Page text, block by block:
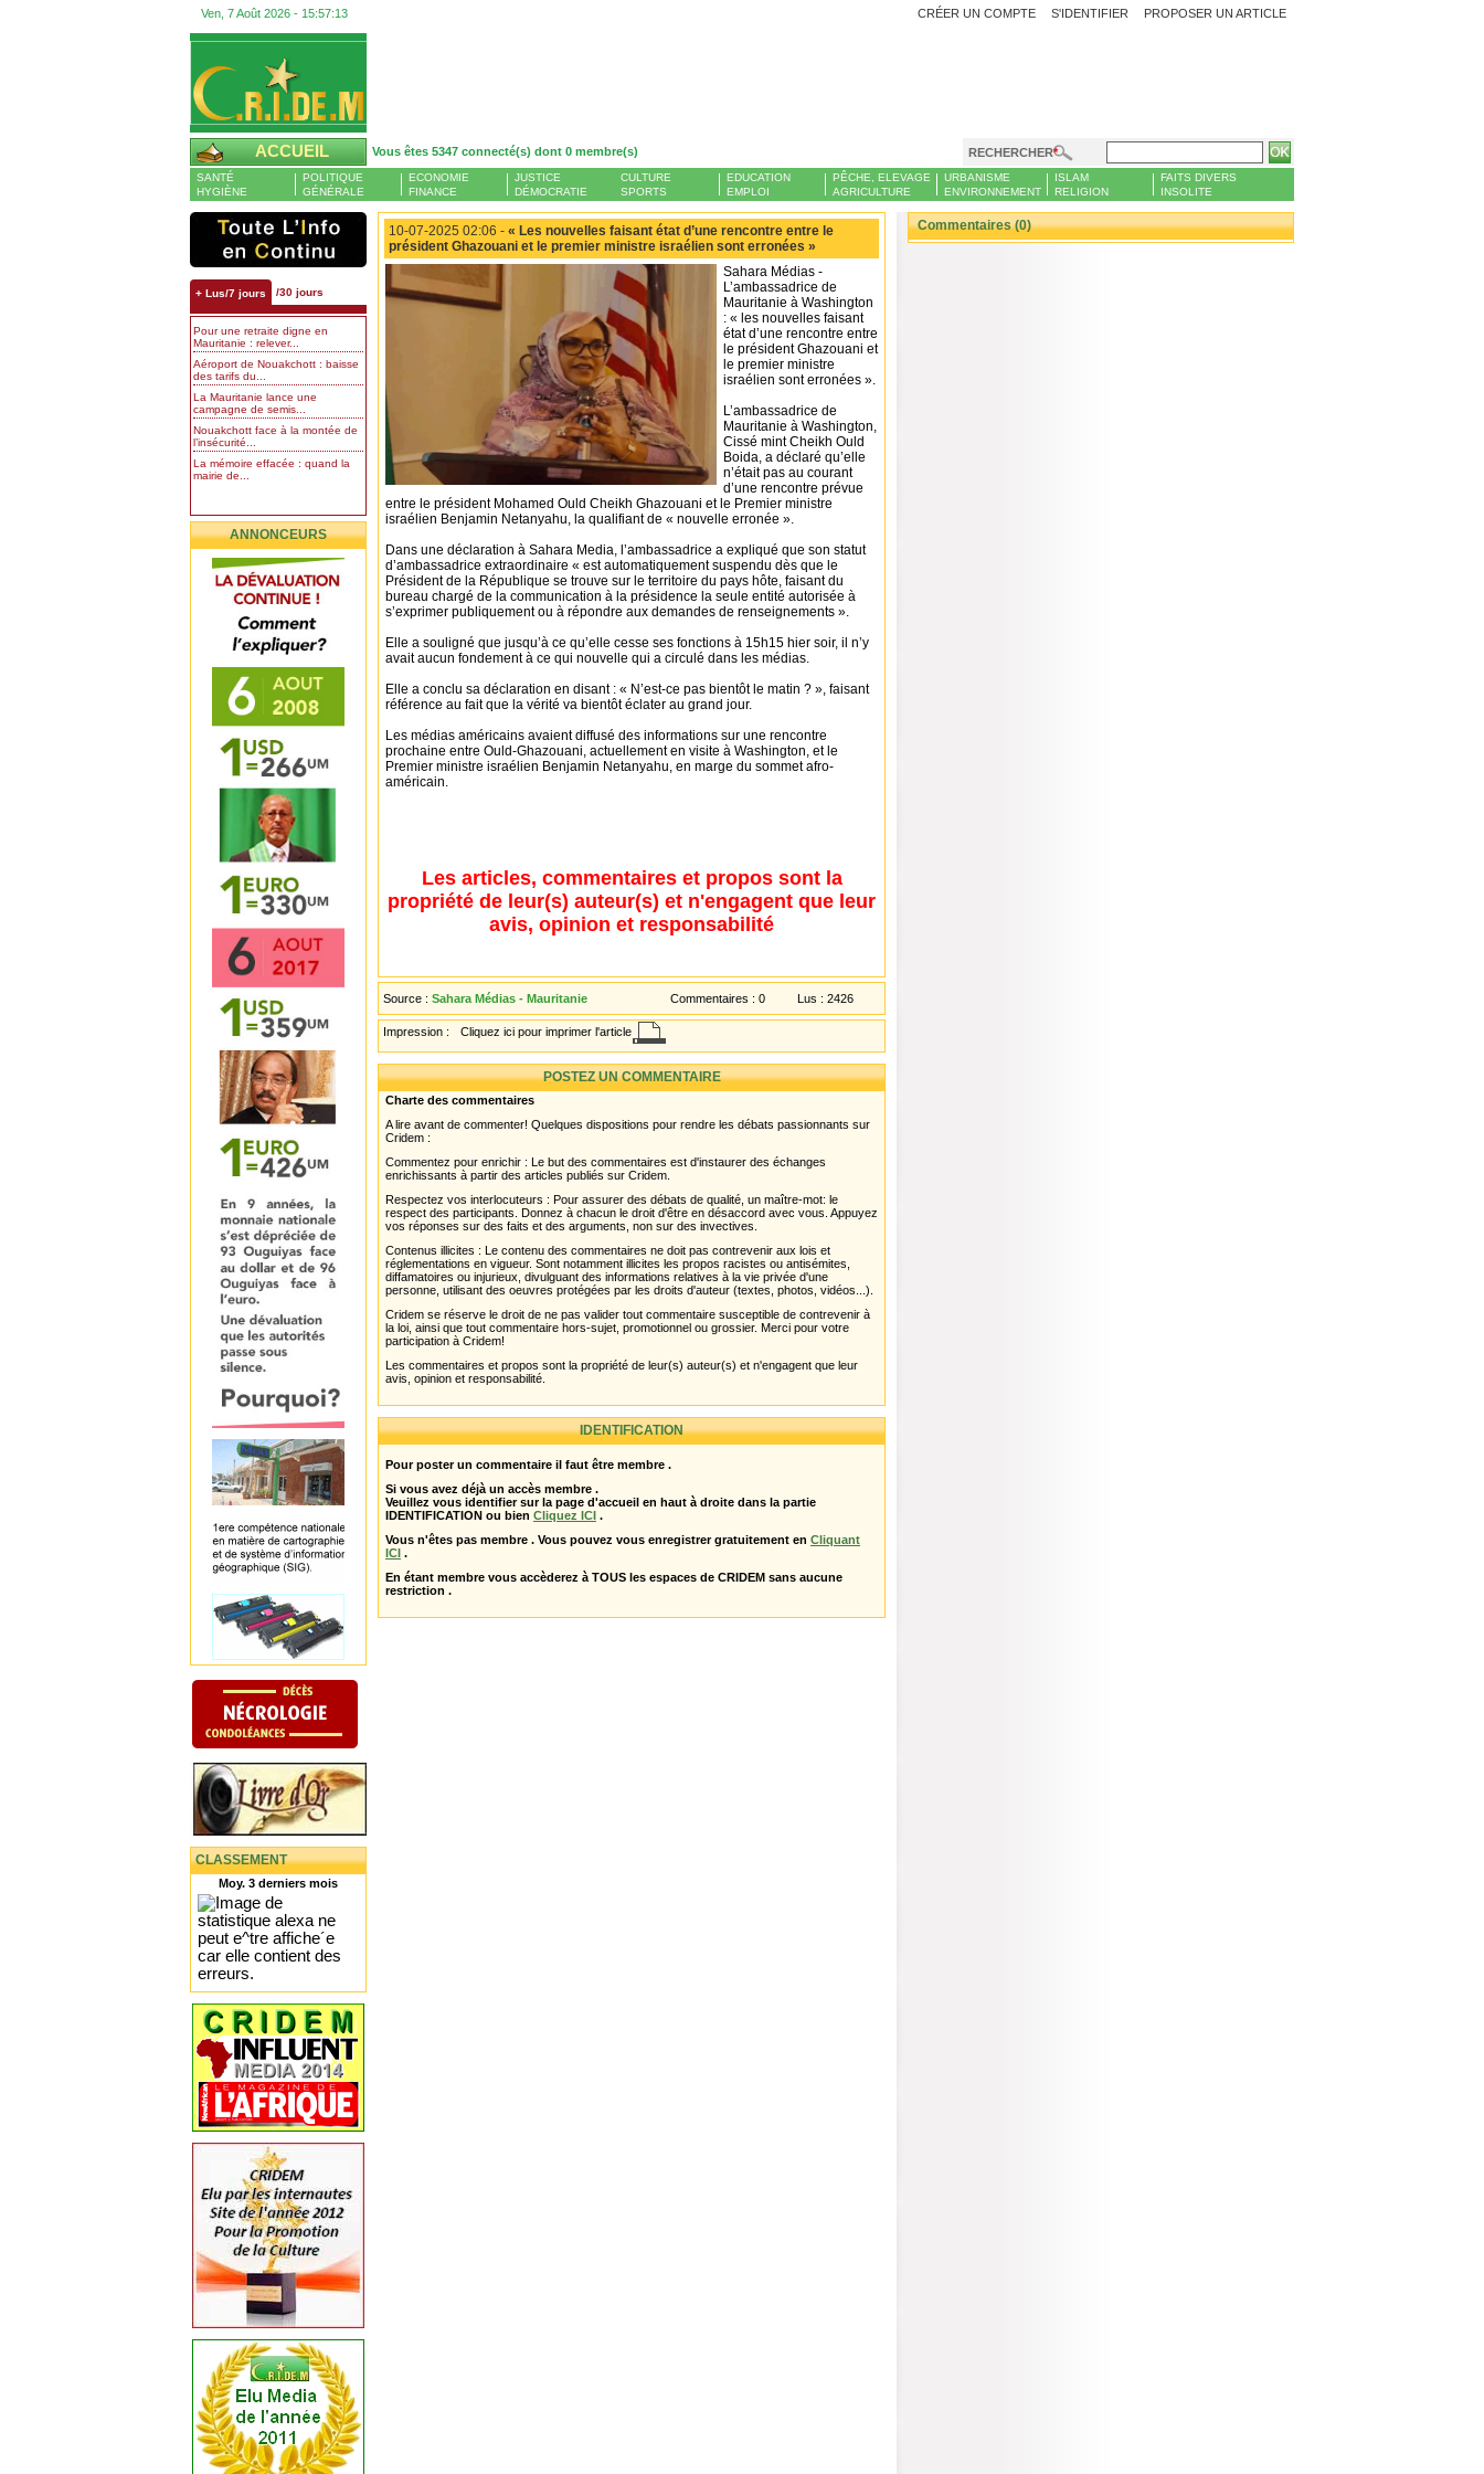
Ven, 7 Août 2026 - 15:57:14 PROPOSER UN ARTICLE
CRÉER UN COMPTE S'IDENTIFIER
ACCUEIL Vous êtes 5347 connecté(s) dont 0 membre(s) RECHERCHER
SANTÉ
HYGIÈNE
POLITIQUE
GÉNÉRALE
ECONOMIE
FINANCE
JUSTICE
DÉMOCRATIE
CULTURE
SPORTS
EDUCATION
EMPLOI
PÊCHE, ELEVAGE
AGRICULTURE
URBANISME
ENVIRONNEMENT
ISLAM
RELIGION
FAITS DIVERS
INSOLITE
+ Lus/7 jours /30 jours
Pour une retraite digne en
Mauritanie : relever...
Aéroport de Nouakchott : baisse
des tarifs du...
La Mauritanie lance une
campagne de semis...
Nouakchott face à la montée de
l’insécurité...
La mémoire effacée : quand la
mairie de...
ANNONCEURS
CLASSEMENT
Moy. 3 derniers mois
10-07-2025 02:06 - « Les nouvelles faisant état d’une rencontre entre le
président Ghazouani et le premier ministre israélien sont erronées »
Sahara Médias -
L’ambassadrice de
Mauritanie à Washington
: « les nouvelles faisant
état d’une rencontre entre
le président Ghazouani et
le premier ministre
israélien sont erronées ».
L’ambassadrice de
Mauritanie à Washington,
Cissé mint Cheikh Ould
Boida, a déclaré qu’elle
n’était pas au courant
d’une rencontre prévue
entre le président Mohamed Ould Cheikh Ghazouani et le Premier ministre
israélien Benjamin Netanyahu, la qualifiant de « nouvelle erronée ».
Dans une déclaration à Sahara Media, l’ambassadrice a expliqué que son statut
d’ambassadrice extraordinaire « est automatiquement suspendu dès que le
Président de la République se trouve sur le territoire du pays hôte, faisant du
bureau chargé de la communication à la présidence la seule entité autorisée à
s’exprimer publiquement ou à répondre aux demandes de renseignements ».
Elle a souligné que jusqu’à ce qu’elle cesse ses fonctions à 15h15 hier soir, il n’y
avait aucun fondement à ce qui nouvelle qui a circulé dans les médias.
Elle a conclu sa déclaration en disant : « N’est-ce pas bientôt le matin ? », faisant
référence au fait que la vérité va bientôt éclater au grand jour.
Les médias américains avaient diffusé des informations sur une rencontre
prochaine entre Ould-Ghazouani, actuellement en visite à Washington, et le
Premier ministre israélien Benjamin Netanyahu, en marge du sommet afro-
américain.
Les articles, commentaires et propos sont la
propriété de leur(s) auteur(s) et n'engagent que leur
avis, opinion et responsabilité
Source : Sahara Médias - Mauritanie Commentaires : 0 Lus : 2426
Impression : Cliquez ici pour imprimer l'article
POSTEZ UN COMMENTAIRE
Charte des commentaires
A lire avant de commenter! Quelques dispositions pour rendre les débats passionnants sur
Cridem :
Commentez pour enrichir : Le but des commentaires est d'instaurer des échanges
enrichissants à partir des articles publiés sur Cridem.
Respectez vos interlocuteurs : Pour assurer des débats de qualité, un maître-mot: le
respect des participants. Donnez à chacun le droit d'être en désaccord avec vous. Appuyez
vos réponses sur des faits et des arguments, non sur des invectives.
Contenus illicites : Le contenu des commentaires ne doit pas contrevenir aux lois et
réglementations en vigueur. Sont notamment illicites les propos racistes ou antisémites,
diffamatoires ou injurieux, divulguant des informations relatives à la vie privée d'une
personne, utilisant des oeuvres protégées par les droits d'auteur (textes, photos, vidéos...).
Cridem se réserve le droit de ne pas valider tout commentaire susceptible de contrevenir à
la loi, ainsi que tout commentaire hors-sujet, promotionnel ou grossier. Merci pour votre
participation à Cridem!
Les commentaires et propos sont la propriété de leur(s) auteur(s) et n'engagent que leur
avis, opinion et responsabilité.
IDENTIFICATION
Pour poster un commentaire il faut être membre .
Si vous avez déjà un accès membre .
Veuillez vous identifier sur la page d'accueil en haut à droite dans la partie
IDENTIFICATION ou bien Cliquez ICI .
Vous n'êtes pas membre . Vous pouvez vous enregistrer gratuitement en Cliquant
ICI .
En étant membre vous accèderez à TOUS les espaces de CRIDEM sans aucune
restriction .
Commentaires (0)